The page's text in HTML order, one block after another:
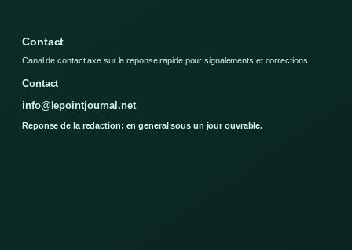
Contact
Canal de contact axe sur la reponse rapide pour signalements et corrections.
Contact
info@lepointjournal.net
Reponse de la redaction: en general sous un jour ouvrable.